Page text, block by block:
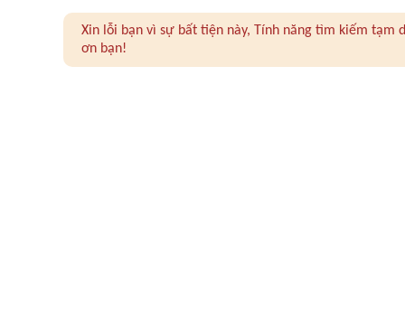
Xin lỗi bạn vì sự bất tiện này, Tính năng tìm kiếm
ơn bạn!